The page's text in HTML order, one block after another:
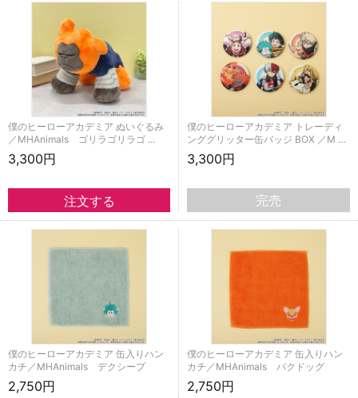
僕のヒーローアカデミア ぬいぐるみ
／MHAnimals ゴリラゴリラゴ …
3,300円
僕のヒーローアカデミア トレーディ
ンググリッター缶バッジ BOX ／M …
3,300円
完売
僕のヒーローアカデミア 缶入りハン
カチ／MHAnimals デクシープ
2,750円
僕のヒーローアカデミア 缶入りハン
カチ／MHAnimals バクドッグ
2,750円